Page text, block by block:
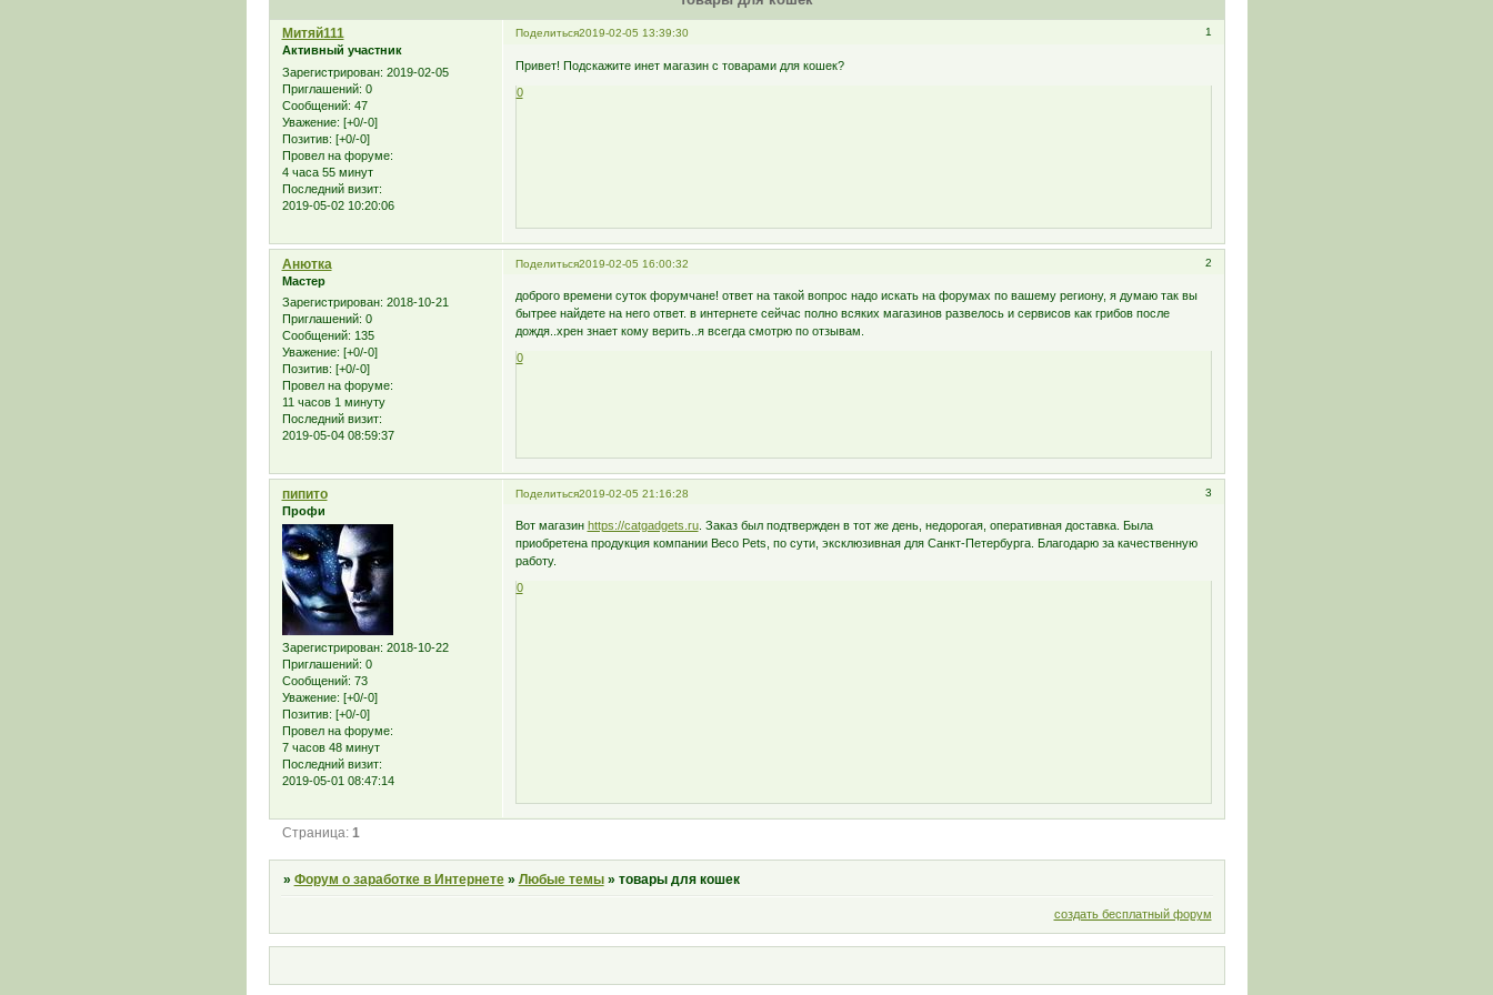
Поделиться 1
2019-02-05 13:39:30
Митяй111
Активный участник
Зарегистрирован: 2019-02-05
Приглашений: 0
Сообщений: 47
Уважение: [+0/-0]
Позитив: [+0/-0]
Провел на форуме:
4 часа 55 минут
Последний визит:
2019-05-02 10:20:06
Привет! Подскажите инет магазин с товарами для кошек?
0
Поделиться 2
2019-02-05 16:00:32
Анютка
Мастер
Зарегистрирован: 2018-10-21
Приглашений: 0
Сообщений: 135
Уважение: [+0/-0]
Позитив: [+0/-0]
Провел на форуме:
11 часов 1 минуту
Последний визит:
2019-05-04 08:59:37
доброго времени суток форумчане! ответ на такой вопрос надо искать на форумах по вашему региону, я думаю так вы
бытрее найдете на него ответ. в интернете сейчас полно всяких магазинов развелось и сервисов как грибов после
дождя..хрен знает кому верить..я всегда смотрю по отзывам.
0
Поделиться 3
2019-02-05 21:16:28
пипито
Профи
Зарегистрирован: 2018-10-22
Приглашений: 0
Сообщений: 73
Уважение: [+0/-0]
Позитив: [+0/-0]
Провел на форуме:
7 часов 48 минут
Последний визит:
2019-05-01 08:47:14
Вот магазин https://catgadgets.ru. Заказ был подтвержден в тот же день, недорогая, оперативная доставка. Была
приобретена продукция компании Beco Pets, по сути, эксклюзивная для Санкт-Петербурга. Благодарю за качественную
работу.
0
Страница: 1
» Форум о заработке в Интернете » Любые темы » товары для кошек
создать бесплатный форум